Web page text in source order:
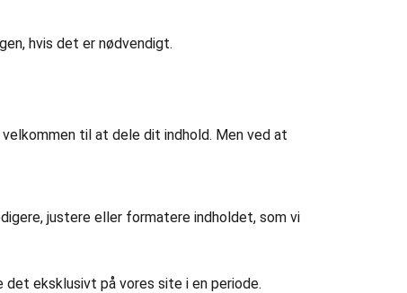
hvis det er nødvendigt.
til at dele dit indhold. Men ved at
justere eller formatere indholdet, som vi
eksklusivt på vores site i en periode.